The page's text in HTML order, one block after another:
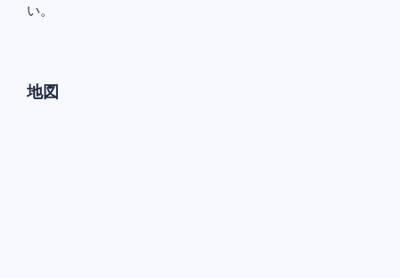
い。
地図